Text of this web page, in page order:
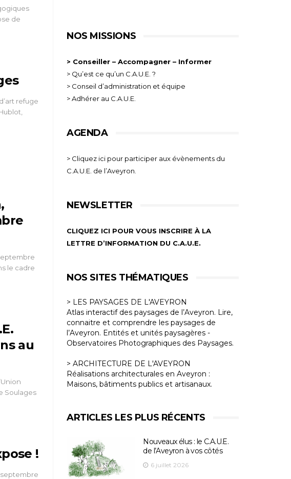
de
refuge
le cadre
au
Soulages
!
septembre
NOS MISSIONS
> Conseiller – Accompagner – Informer
> Qu’est ce qu’un C.A.U.E. ?
> Conseil d’administration et équipe
> Adhérer au C.A.U.E.
AGENDA
> Cliquez ici pour participer aux évènements du
C.A.U.E. de l’Aveyron.
NEWSLETTER
CLIQUEZ ICI POUR VOUS INSCRIRE À LA
LETTRE D’INFORMATION DU C.A.U.E.
NOS SITES THÉMATIQUES
> LES PAYSAGES DE L'AVEYRON
Atlas interactif des paysages de l’Aveyron. Lire,
connaitre et comprendre les paysages de
l’Aveyron. Entités et unités paysagères -
Observatoires Photographiques des Paysages.
> ARCHITECTURE DE L'AVEYRON
Réalisations architecturales en Aveyron :
Maisons, bâtiments publics et artisanaux.
ARTICLES LES PLUS RÉCENTS
Nouveaux élus : le C.A.U.E.
de l’Aveyron à vos côtés
6 juillet 2026